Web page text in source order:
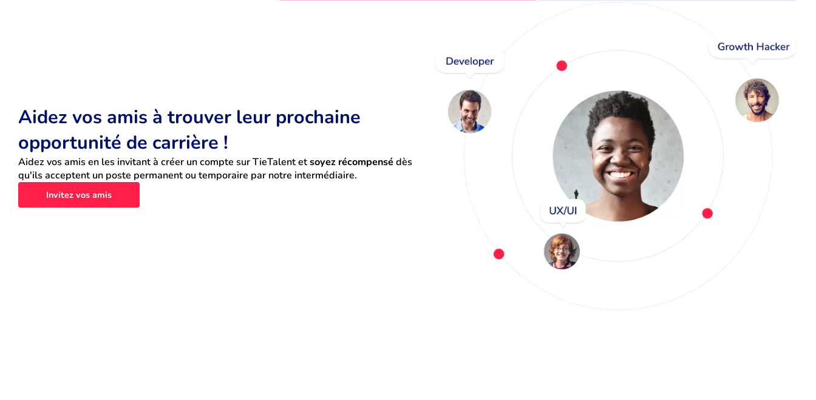
Aidez vos amis à trouver leur prochaine
opportunité de carrière !
Aidez vos amis en les invitant à créer un compte sur TieTalent et soyez récompensé dès
qu'ils acceptent un poste permanent ou temporaire par notre intermédiaire.
Invitez vos amis